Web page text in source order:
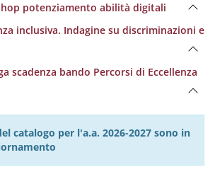
potenziamento abilità digitali
inclusiva. Indagine su discriminazioni e
scadenza bando Percorsi di Eccellenza
catalogo per l'a.a. 2026-2027 sono in